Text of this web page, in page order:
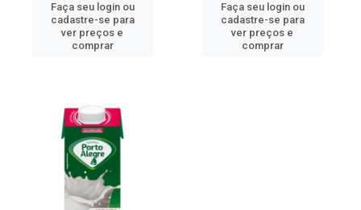
Faça seu login ou
cadastre-se para
ver preços e
comprar
Faça seu login ou
cadastre-se para
ver preços e
comprar